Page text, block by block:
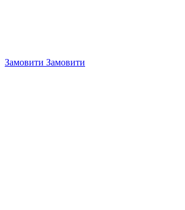
Замовити Замовити